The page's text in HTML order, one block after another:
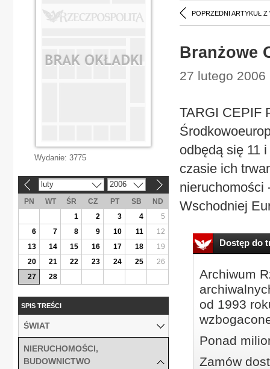
POPRZEDNI ARTYKUŁ Z
Branżowe
27 lutego
TARGI CEPIF
odbędą się 11
czasie ich
nieruchomości
Wschodniej
Dostęp do
Archiwum
od 1993
Ponad
Zamów
Wydanie: 3775
luty 2006
PN WT ŚR CZ PT SB
ND
1
2 3 4
5
6
7 8 9 10 11
12
13
14 15 16 17 18
19
20
21 22 23 24 25
26
27
28
SPIS TREŚCI
ŚWIAT
NIERUCHOMOŚCI,
BUDOWNICTWO